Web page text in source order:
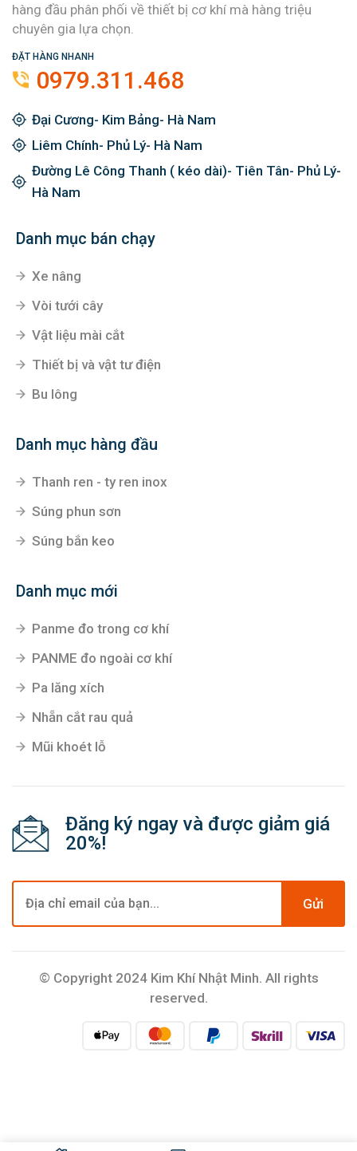
hàng đầu phân phối về thiết bị cơ khí mà hàng triệu
chuyên gia lựa chọn.
ĐẶT HÀNG NHANH
0979.311.468
Đại Cương- Kim Bảng- Hà Nam
Liêm Chính- Phủ Lý- Hà Nam
Đường Lê Công Thanh ( kéo dài)- Tiên Tân- Phủ Lý-
Hà Nam
Danh mục bán chạy
Xe nâng
Vòi tưới cây
Vật liệu mài cắt
Thiết bị và vật tư điện
Bu lông
Danh mục hàng đầu
Thanh ren - ty ren inox
Súng phun sơn
Súng bắn keo
Danh mục mới
Panme đo trong cơ khí
PANME đo ngoài cơ khí
Pa lăng xích
Nhẵn cắt rau quả
Mũi khoét lỗ
Đăng ký ngay và được giảm giá
20%!
Gửi
© Copyright 2024 Kim Khí Nhật Minh. All rights
reserved.